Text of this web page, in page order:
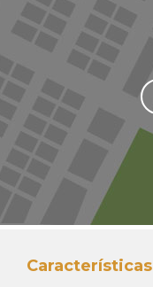
Características